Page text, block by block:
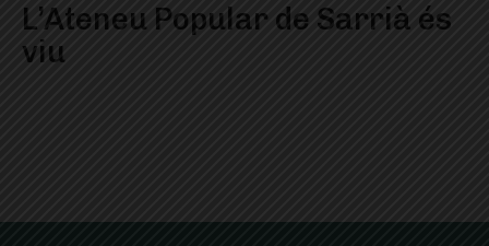
L’Ateneu Popular de Sarrià és
viu